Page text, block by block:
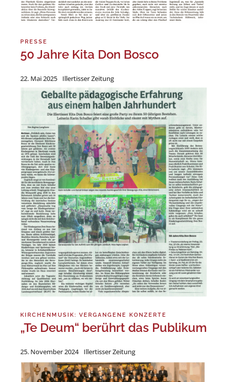
PRESSE
50 Jahre Kita Don Bosco
22. Mai 2025 Illertisser Zeitung
KIRCHENMUSIK: VERGANGENE KONZERTE
„Te Deum“ berührt das Publikum
25. November 2024 Illertisser Zeitung